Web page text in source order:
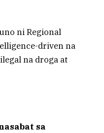
ni Regional
driven na
na droga at
sa